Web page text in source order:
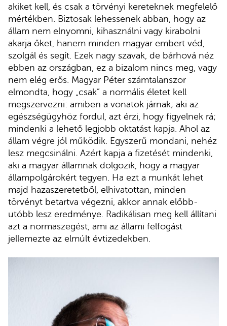
akiket kell, és csak a törvényi kereteknek megfelelő
mértékben. Biztosak lehessenek abban, hogy az
állam nem elnyomni, kihasználni vagy kirabolni
akarja őket, hanem minden magyar embert véd,
szolgál és segít. Ezek nagy szavak, de bárhová néz
ebben az országban, ez a bizalom nincs meg, vagy
nem elég erős. Magyar Péter számtalanszor
elmondta, hogy „csak” a normális életet kell
megszervezni: amiben a vonatok járnak; aki az
egészségügyhöz fordul, azt érzi, hogy figyelnek rá;
mindenki a lehető legjobb oktatást kapja. Ahol az
állam végre jól működik. Egyszerű mondani, nehéz
lesz megcsinálni. Azért kapja a fizetését mindenki,
aki a magyar államnak dolgozik, hogy a magyar
állampolgárokért tegyen. Ha ezt a munkát lehet
majd hazaszeretetből, elhivatottan, minden
törvényt betartva végezni, akkor annak előbb-
utóbb lesz eredménye. Radikálisan meg kell állítani
azt a normaszegést, ami az állami felfogást
jellemezte az elmúlt évtizedekben.